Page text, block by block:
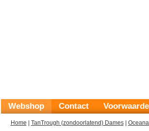
Webshop Contact
Home TanTrough (zondoorlatend) Dames|